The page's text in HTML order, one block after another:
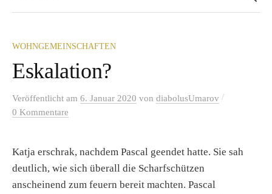
WOHNGEMEINSCHAFTEN
Eskalation?
Veröffentlicht am 6. Januar 2020 von diabolusUmarov /
0 Kommentare
Katja erschrak, nachdem Pascal geendet hatte. Sie sah
deutlich, wie sich überall die Scharfschützen
anscheinend zum feuern bereit machten. Pascal